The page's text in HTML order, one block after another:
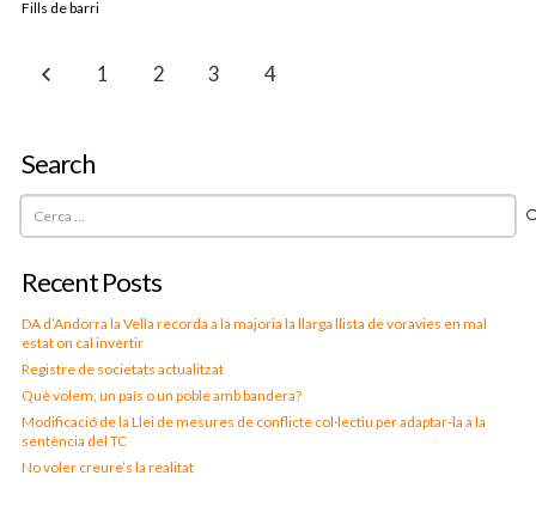
Fills de barri
1 2 3 4
Search
Cerca:
Recent Posts
DA d’Andorra la Vella recorda a la majoria la llarga llista de voravies en mal
estat on cal invertir
Registre de societats actualitzat
Què volem, un país o un poble amb bandera?
Modificació de la Llei de mesures de conflicte col·lectiu per adaptar-la a la
sentència del TC
No voler creure’s la realitat